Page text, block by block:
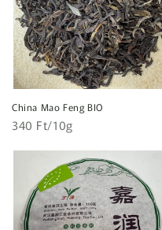
China Mao Feng BIO
Normál
Egységár
340 Ft/10g